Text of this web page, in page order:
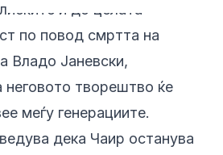
и до целата
по повод смртта на
Владо Јаневски,
неговото творештво ќе
меѓу генерациите.
дека Чаир останува